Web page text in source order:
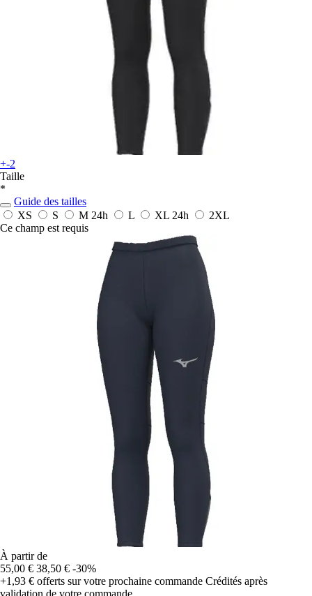
+-2
Taille
*
Guide des tailles
XS
S M 24h L XL 24h
2XL
Ce champ est requis
À partir de
55,00 € 38,50 € -30%
+1,93 € offerts sur votre prochaine commande Crédités après